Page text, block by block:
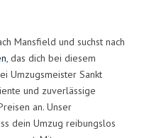
Mansfield und suchst nach
, das dich bei diesem
Umzugsmeister Sankt
und zuverlässige
an. Unser
dein Umzug reibungslos